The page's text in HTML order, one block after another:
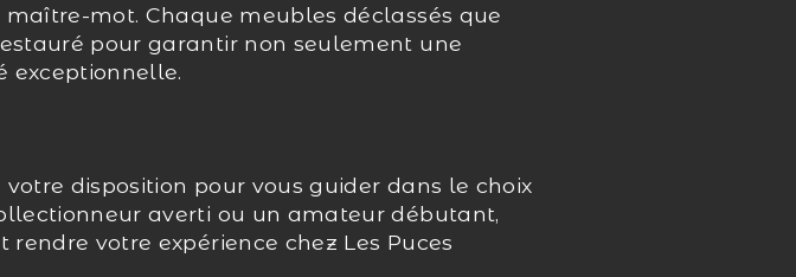
mot. Chaque meubles déclassés que
pour garantir non seulement une
exceptionnelle.
disposition pour vous guider dans le choix
averti ou un amateur débutant,
votre expérience chez Les Puces